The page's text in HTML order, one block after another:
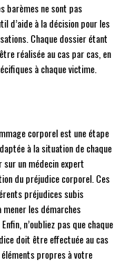
barèmes ne sont pas
d’aide à la décision pour les
Chaque dossier étant
réalisée au cas par cas, en
à chaque victime.
corporel est une étape
à la situation de chaque
sur un médecin expert
du préjudice corporel. Ces
préjudices subis
les démarches
n’oubliez pas que chaque
doit être effectuée au cas
propres à votre